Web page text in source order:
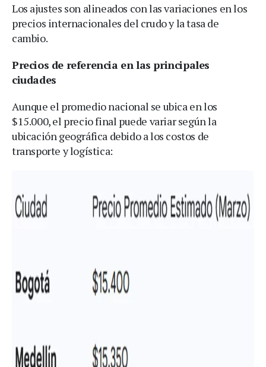
Los ajustes son alineados con las variaciones en los
precios internacionales del crudo y la tasa de
cambio.
Precios de referencia en las principales
ciudades
Aunque el promedio nacional se ubica en los
$15.000, el precio final puede variar según la
ubicación geográfica debido a los costos de
transporte y logística: